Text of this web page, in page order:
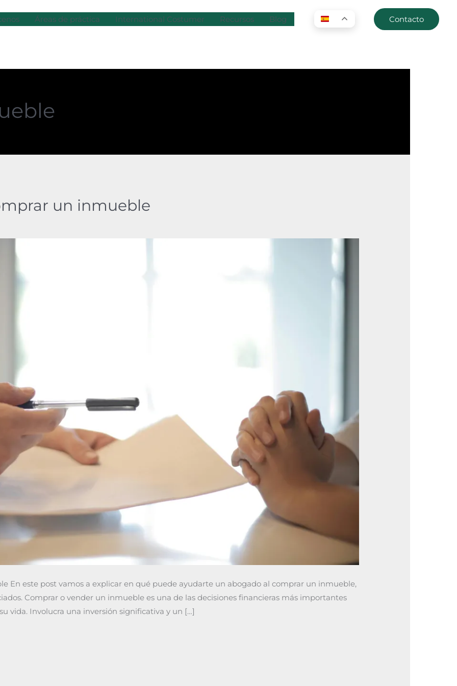
Áreas de práctica International Costumer Recursos Blog Contacto
un inmueble
En este post vamos a explicar en qué puede ayudarte un abogado al comprar un inmueble,
Comprar o vender un inmueble es una de las decisiones financieras más importantes
vida. Involucra una inversión significativa y un […]